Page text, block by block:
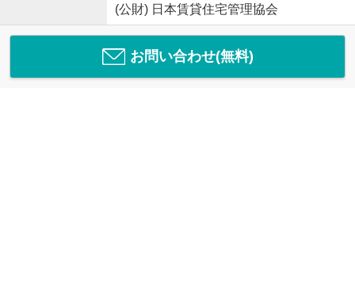
(公財) 日本賃貸住宅管理協会
お問い合わせ(無料)